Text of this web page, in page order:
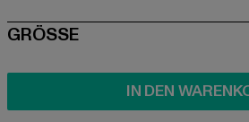
SIZE
GRÖSSE
IN DEN